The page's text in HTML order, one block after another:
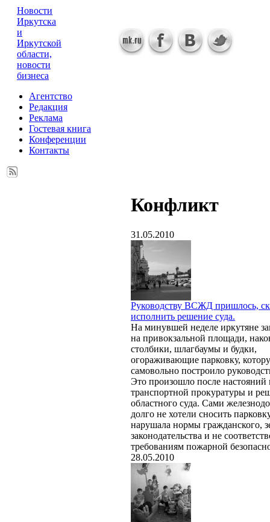
Новости
Иркутска
и
Иркутской
области,
новости
бизнеса
Агентство
Редакция
Реклама
Гостевая книга
Конференции
Контакты
Конфликт
31.05.2010
Руководству ВСЖД пришлось,
исполнить решение суда.
На минувшей неделе иркутяне
на привокзальной площади,
столбики, шлагбаумы и будки,
огораживающие парковку,
самовольно построило
Это произошло после настояний
транспортной прокуратуры и
областного суда. Сами
долго не хотели сносить
нарушала нормы гражданского,
законодательства и не
требованиям пожарной
28.05.2010